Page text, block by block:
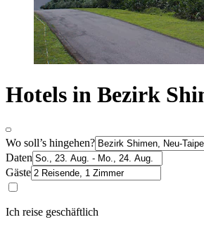
Hotels in Bezirk
Wo soll’s hingehen?
Daten
Gäste
Ich reise geschäftlich